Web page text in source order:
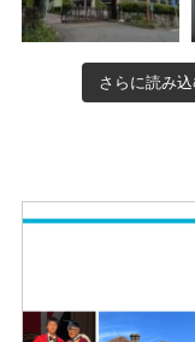
さらに読み込